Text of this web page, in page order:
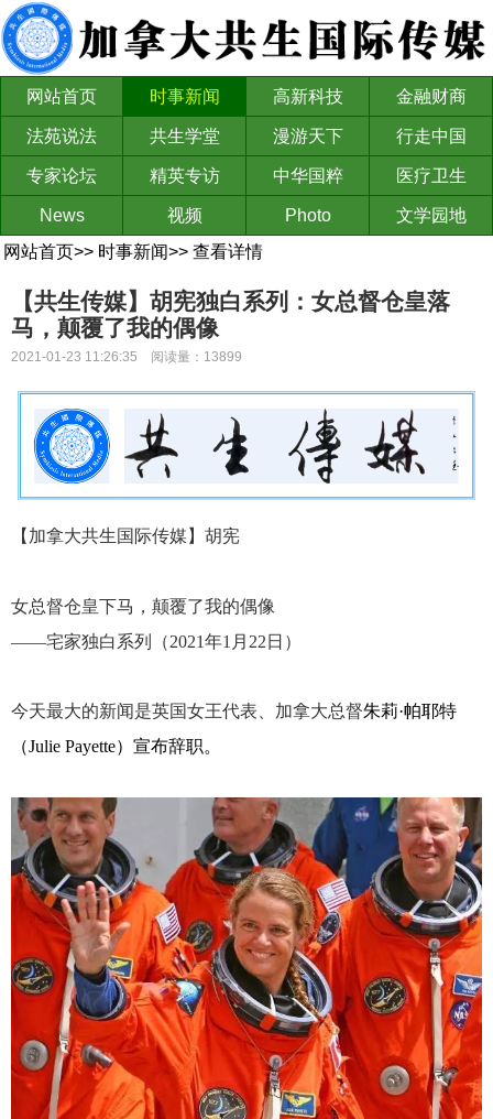
网站首页 时事新闻 高新科技 金融财商
法苑说法 共生学堂 漫游天下 行走中国
专家论坛 精英专访 中华国粹 医疗卫生
News 视频 Photo
文学园地
网站首页>> 时事新闻>> 查看详情
【共生传媒】胡宪独白系列：女总督仓皇落
马，颠覆了我的偶像
2021-01-23 11:26:35 阅读量：13899
【加拿大共生国际传媒】胡宪
女总督仓皇下马，颠覆了我的偶像
——宅家独白系列（2021年1月22日）
今天最大的新闻是英国女王代表、加拿大总督朱莉·帕耶特
（Julie Payette）宣布辞职。